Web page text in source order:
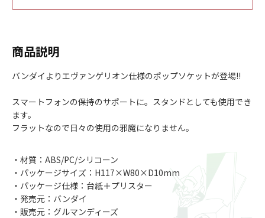
商品説明
バンダイよりエヴァンゲリオン仕様のポップソケットが登場!!
スマートフォンの保持のサポートに。スタンドとしても使用でき
ます。
フラットなので日々の使用の邪魔になりません。
・材質：ABS/PC/シリコーン
・パッケージサイズ：H117×W80×D10mm
・パッケージ仕様：台紙＋プリスター
・発売元：バンダイ
・販売元：グルマンディーズ